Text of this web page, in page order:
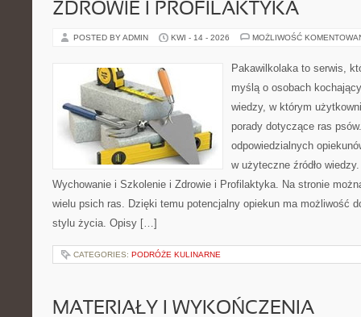
ZDROWIE I PROFILAKTYKA
POSTED BY ADMIN KWI - 14 - 2026 MOŻLIWOŚĆ
Pakawilkolaka to serwis,
myślą o osobach
wiedzy, w którym
porady dotyczące ras
odpowiedzialnych
w użyteczne źródło
Wychowanie i Szkolenie i Zdrowie i Profilaktyka. Na stronie
wielu psich ras. Dzięki temu potencjalny opiekun ma możliwość
stylu życia. Opisy […]
CATEGORIES: PODRÓŻE KULINARNE
MATERIAŁY I WYKOŃCZENIA